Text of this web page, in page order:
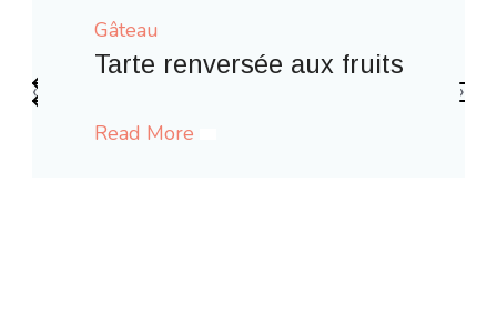
Gâteau
Gaufres comme à la fête
‹ ›